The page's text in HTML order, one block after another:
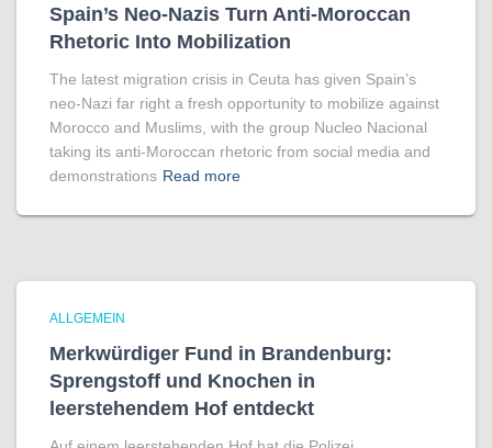
Spain’s Neo-Nazis Turn Anti-Moroccan
Rhetoric Into Mobilization
The latest migration crisis in Ceuta has given Spain’s
neo-Nazi far right a fresh opportunity to mobilize against
Morocco and Muslims, with the group Nucleo Nacional
taking its anti-Moroccan rhetoric from social media and
demonstrations Read more
ALLGEMEIN
Merkwürdiger Fund in Brandenburg:
Sprengstoff und Knochen in
leerstehendem Hof entdeckt